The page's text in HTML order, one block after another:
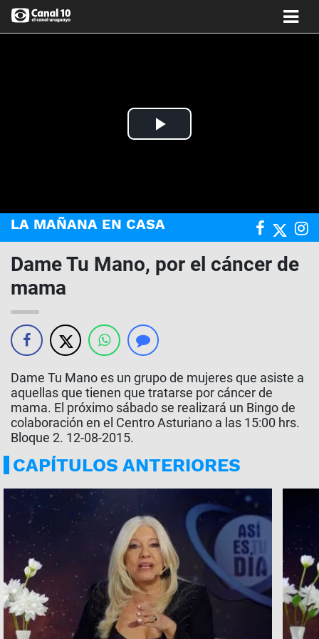
Play
LA MAÑANA EN CASA
Dame Tu Mano, por el cáncer de
mama
Dame Tu Mano es un grupo de mujeres que asiste a
aquellas que tienen que tratarse por cáncer de
mama. El próximo sábado se realizará un Bingo de
colaboración en el Centro Asturiano a las 15:00 hrs.
Bloque 2. 12-08-2015.
CAPÍTULOS ANTERIORES